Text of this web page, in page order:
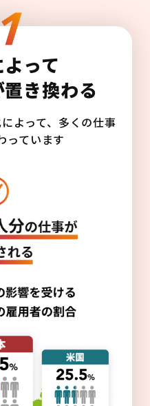
って
き換わる
よって、多くの仕事
っています